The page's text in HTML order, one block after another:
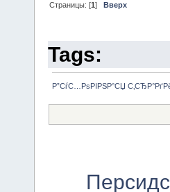
Страницы: [1] Вверх
Tags:
Р”СѓС…РѕРІРЅР°СЏ